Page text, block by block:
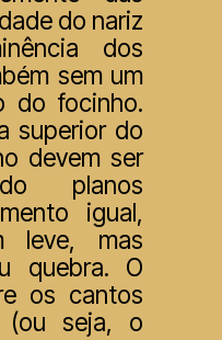
do nariz
dos
sem um
do focinho.
superior do
devem ser
planos
igual,
leve, mas
quebra. O
os cantos
(ou seja, o